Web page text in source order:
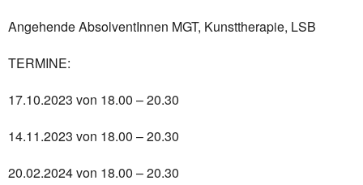
Angehende AbsolventInnen MGT, Kunsttherapie, LSB
TERMINE:
17.10.2023 von 18.00 – 20.30
14.11.2023 von 18.00 – 20.30
20.02.2024 von 18.00 – 20.30